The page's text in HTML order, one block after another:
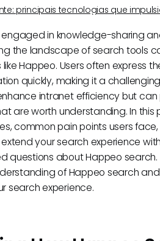
principais tecnologias que
engaged in knowledge-sharing
the landscape of search tools
Happeo. Users often express
quickly, making it a
intranet efficiency but
are worth understanding. In this
common pain points users
your search experience
questions about Happeo
of Happeo search
search experience.